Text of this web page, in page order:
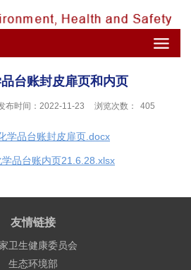
台账封皮扉页和内页
布时间：2022-11-23 浏览次数： 405
学品台账封皮扉页.docx
品台账内页21.6.28.xlsx
友情链接
卫生健康委员会
生态环境部